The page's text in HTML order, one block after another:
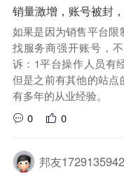
销量激增，账号被封
如果是因为销售平台
找服务商强开账号，
诉：1平台操作人员有
但是之前有其他的站
有多年的从业经验。
0
0